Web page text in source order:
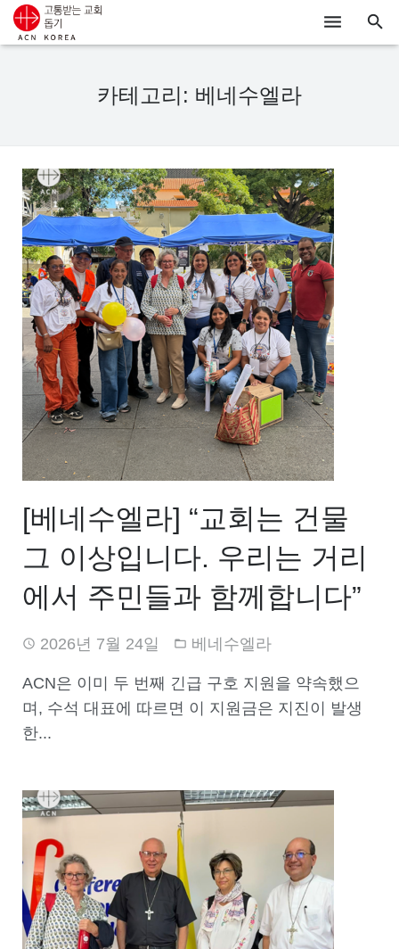
시리아
우크라이나
행동하기
로그인
후원하기
카테고리: 베네수엘라
[베네수엘라] “교회는 건물
그 이상입니다. 우리는 거리
에서 주민들과 함께합니다”
2026년 7월 24일 베네수엘라
ACN은 이미 두 번째 긴급 구호 지원을 약속했으
며, 수석 대표에 따르면 이 지원금은 지진이 발생
한...